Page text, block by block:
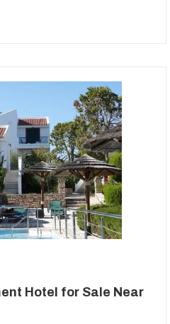
Hotel for Sale Near